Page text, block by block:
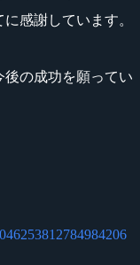
感謝しています。
の成功を願ってい